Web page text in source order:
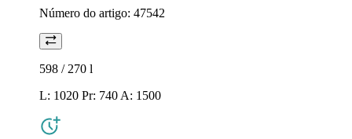
Número do artigo: 47542
598 / 270 l
L: 1020 Pr: 740 A: 1500